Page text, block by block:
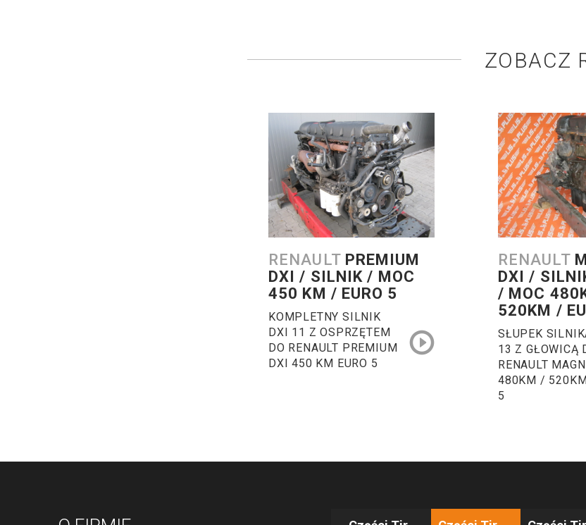
ZOBACZ
RENAULT PREMIUM
DXI / SILNIK / MOC
450 KM / EURO 5
KOMPLETNY SILNIK
DXI 11 Z OSPRZĘTEM
DO RENAULT PREMIUM
DXI 450 KM EURO 5
RENAULT
DXI /
/ MOC
520KM /
SŁUPEK
13 Z GŁOWICĄ
RENAULT
480KM / 520KM
5